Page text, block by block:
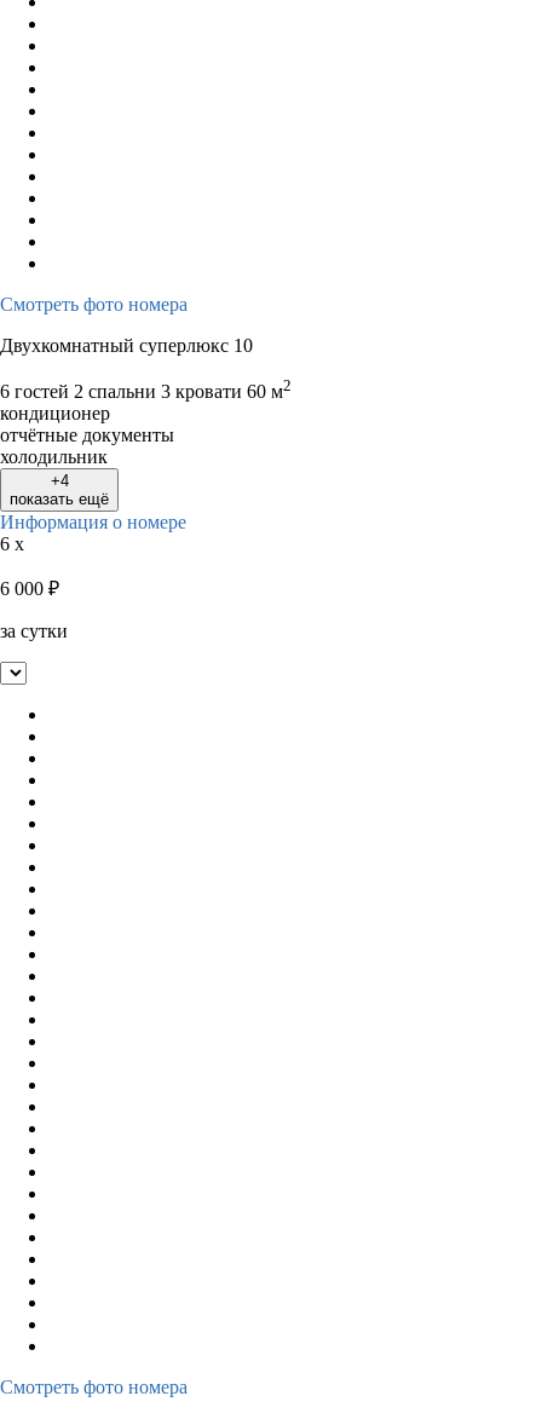
Смотреть фото номера
Двухкомнатный суперлюкс 10
6 гостей 2 спальни 3 кровати 60 м2
кондиционер
отчётные документы
холодильник
+4
показать ещё
Информация о номере
6 x
6 000 ₽
за сутки
Смотреть фото номера